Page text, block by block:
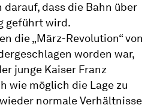
dass die Bahn über
geführt wird.
die „März-Revolution“ von
worden war,
junge Kaiser Franz
wie möglich die Lage zu
normale Verhältnisse